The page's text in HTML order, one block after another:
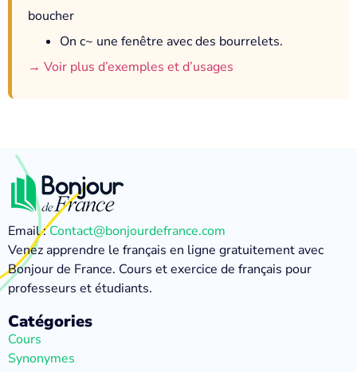
boucher
On c~ une fenêtre avec des bourrelets.
→ Voir plus d’exemples et d’usages
Email :Contact@bonjourdefrance.com
Venez apprendre le français en ligne gratuitement avec
Bonjour de France. Cours et exercice de français pour
professeurs et étudiants.
Catégories
Cours
Synonymes